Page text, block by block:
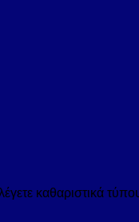
καθαριστικά